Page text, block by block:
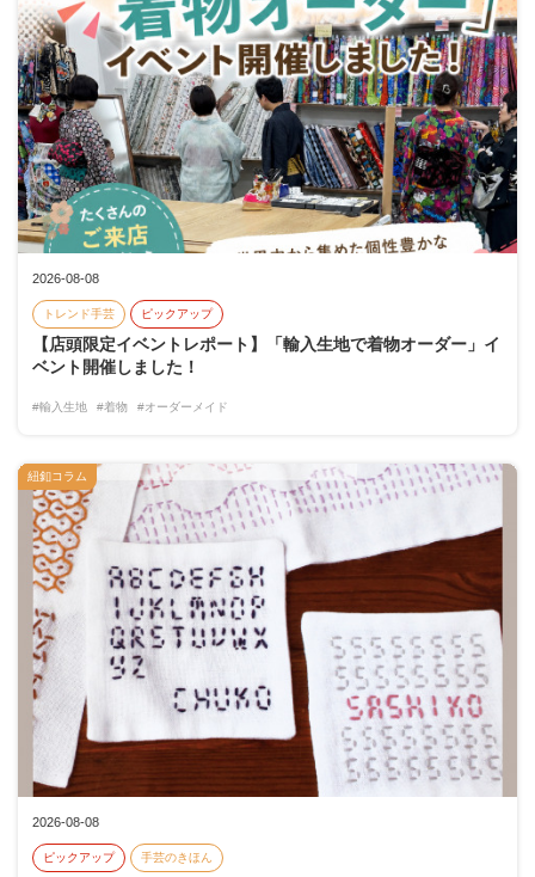
2026-08-08
トレンド手芸 ピックアップ
【店頭限定イベントレポート】「輸入生地で着物オーダー」イ
ベント開催しました！
#輸入生地 #着物 #オーダーメイド
2026-08-08
ピックアップ 手芸のきほん
紐釦コラム